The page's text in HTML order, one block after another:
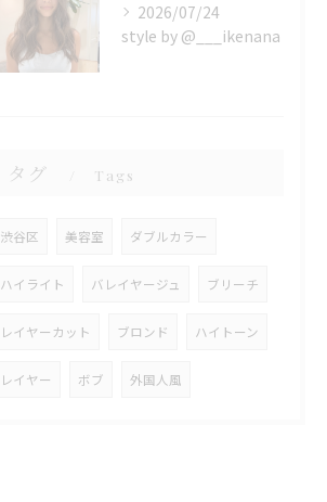
2026/07/24
style by @___ikenana
タグ Tags
渋谷区 美容室 ダブルカラー
ハイライト バレイヤージュ ブリーチ
レイヤーカット ブロンド ハイトーン
レイヤー ボブ 外国人風